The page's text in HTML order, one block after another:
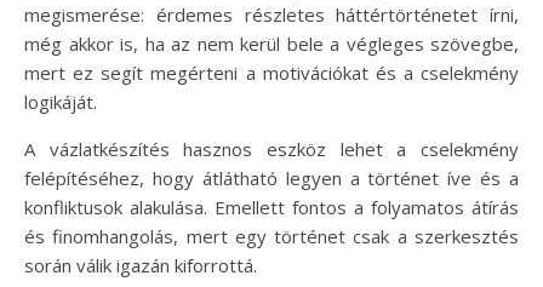
megismerése: érdemes részletes háttértörténetet írni,
még akkor is, ha az nem kerül bele a végleges szövegbe,
mert ez segít megérteni a motivációkat és a cselekmény
logikáját.
A vázlatkészítés hasznos eszköz lehet a cselekmény
felépítéséhez, hogy átlátható legyen a történet íve és a
konfliktusok alakulása. Emellett fontos a folyamatos átírás
és finomhangolás, mert egy történet csak a szerkesztés
során válik igazán kiforrottá.